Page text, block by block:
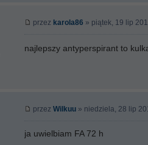
przez karola86 » piątek, 19 lip
najlepszy antyperspirant to
przez Wilkuu » niedziela, 28 lip
ja uwielbiam FA 72 h